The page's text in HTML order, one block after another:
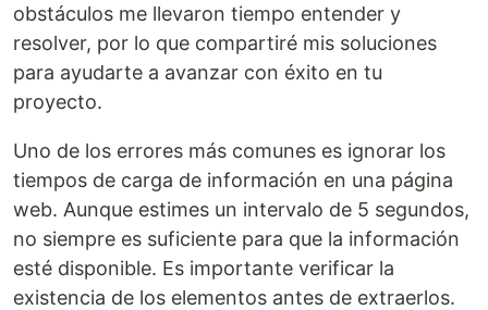
obstáculos me llevaron tiempo entender y
resolver, por lo que compartiré mis soluciones
para ayudarte a avanzar con éxito en tu
proyecto.
Uno de los errores más comunes es ignorar los
tiempos de carga de información en una página
web. Aunque estimes un intervalo de 5 segundos,
no siempre es suficiente para que la información
esté disponible. Es importante verificar la
existencia de los elementos antes de extraerlos.